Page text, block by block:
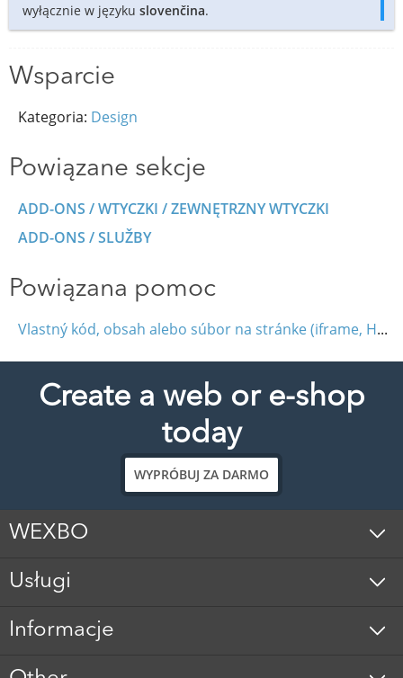
wyłącznie w języku slovenčina.
Wsparcie
Kategoria: Design
Powiązane sekcje
ADD-ONS / WTYCZKI / ZEWNĘTRZNY WTYCZKI
ADD-ONS / SLUŽBY
Powiązana pomoc
Vlastný kód, obsah alebo súbor na stránke (iframe, HTML, JavaScript)
Create a web or e-shop
today
WYPRÓBUJ ZA DARMO
WEXBO
Usługi
Informacje